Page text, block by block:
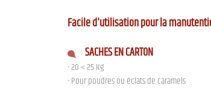
Facile d'utilisation pour la
SACHES EN CARTON
- 20 < 25 Kg
- Pour poudres ou éclats de caramels